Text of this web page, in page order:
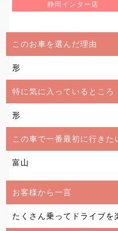
静岡インター店
このお車を選んだ理由
形
特に気に入っているところ
形
この車で一番最初に行きた
富山
お客様から一言
たくさん乗ってドライブを